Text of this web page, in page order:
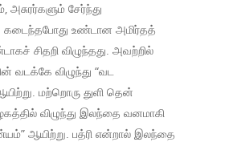
அசுரர்களும் சேர்ந்து
கடைந்தபோது உண்டான அமிர்தத்
சிதறி விழுந்தது. அவற்றில்
வடக்கே விழுந்து “வட
மற்றொரு துளி தென்
விழுந்து இலந்தை வனமாகி
ஆயிற்று. பத்ரி என்றால் இலந்தை